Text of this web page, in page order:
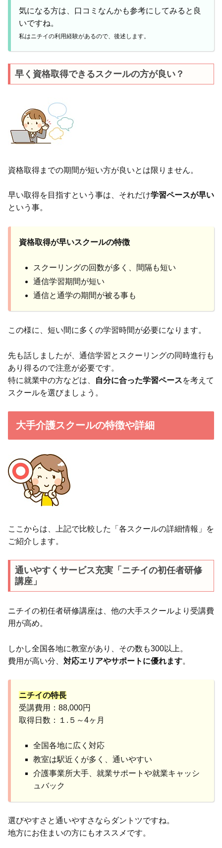
気になる方は、口コミなんかも参考にしてみると良
いですね。
私はニチイの利用経験があるので、後述します。
早く資格取得できるスクールの方が良い？
資格取得までの期間が短い方が良いとは限りません。
早い取得を目指すという事は、それだけ学習ペースが早い
という事。
資格取得が早いスクールの特徴
スクーリングの回数が多く、間隔も短い
通信学習期間が短い
通信と通学の期間が被る事も
この様に、短い間に多くの学習時間が必要になります。
先も話しましたが、通信学習とスクーリングの同時進行も
あり得るので注意が必要です。
特に就業中の方などは、
自分に合った学習ペースを考えて
スクールを選びましょう。
大手介護スクールの特徴や詳細
ここからは、上記で比較した「各スクールの詳細情報」を
ご紹介します。
通いやすくサービス充実「ニチイの初任者研修
講座」
ニチイの初任者研修講座は、他の大手スクールより受講費
用が高め。
しかし全国各地に教室があり、その数も300以上。
費用が高い分、 対応エリアやサポートに優れます。
ニチイの特長
受講費用：88,000円
取得日数：１.５～4ヶ月
全国各地に広く対応
教室は駅近くが多く、通いやすい
介護事業所大手、就業サポートや就業キャッシ
ュバック
選びやすさと通いやすさならダントツですね。
地方にお住まいの方にもオススメです。